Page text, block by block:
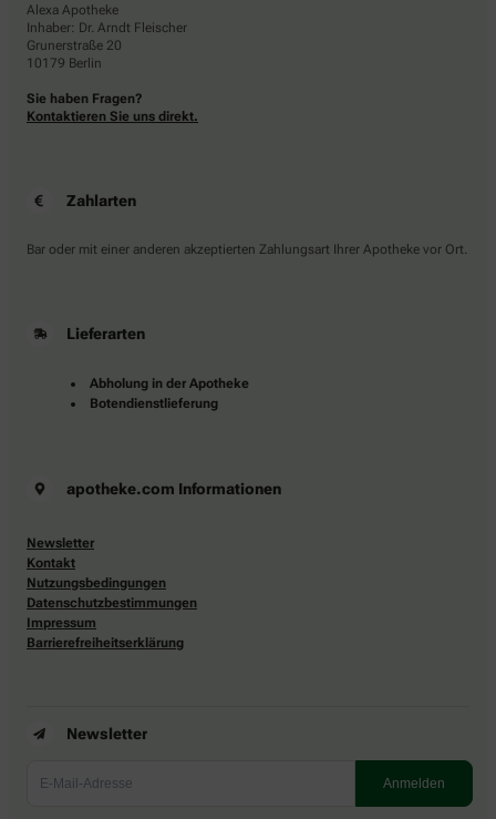
Alexa Apotheke
Inhaber: Dr. Arndt Fleischer
Grunerstraße 20
10179 Berlin
Sie haben Fragen?
Kontaktieren Sie uns direkt.
Zahlarten
Bar oder mit einer anderen akzeptierten Zahlungsart Ihrer Apotheke vor Ort.
Lieferarten
Abholung in der Apotheke
Botendienstlieferung
apotheke.com Informationen
Newsletter
Kontakt
Nutzungsbedingungen
Datenschutzbestimmungen
Impressum
Barrierefreiheitserklärung
Newsletter